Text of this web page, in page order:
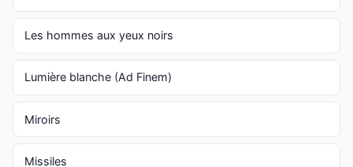
Les hommes aux yeux noirs
Lumière blanche (Ad Finem)
Miroirs
Missiles